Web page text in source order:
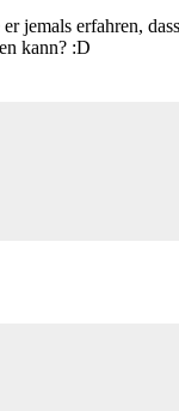
jemals erfahren, dass
kann? :D